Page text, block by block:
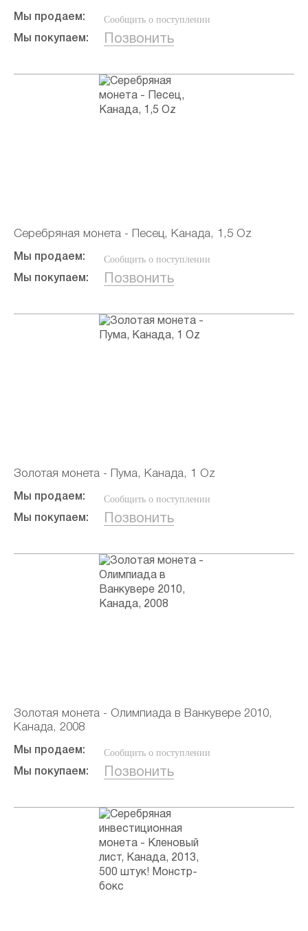
Мы продаем: Сообщить о поступлении
Мы покупаем: Позвонить
Серебряная монета - Песец, Канада, 1,5 Oz
Мы продаем: Сообщить о поступлении
Мы покупаем: Позвонить
Золотая монета - Пума, Канада, 1 Oz
Мы продаем: Сообщить о поступлении
Мы покупаем: Позвонить
Золотая монета - Олимпиада в Ванкувере 2010,
Канада, 2008
Мы продаем: Сообщить о поступлении
Мы покупаем: Позвонить